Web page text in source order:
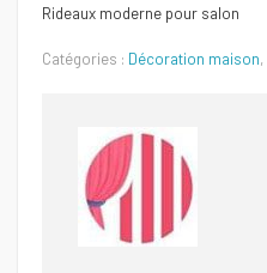
Rideaux moderne pour salon
Catégories : Décoration maison,